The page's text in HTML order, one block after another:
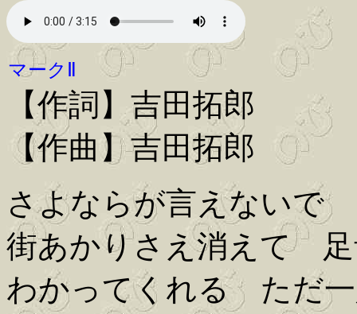
マークⅡ
【作詞】吉田拓郎
【作曲】吉田拓郎
さよならが言えないで
街あかりさえ消えて 足
わかってくれる ただ